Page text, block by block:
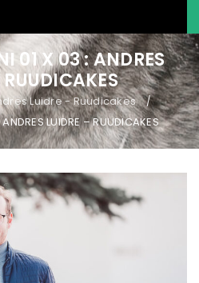
01 X 03 : ANDRES
Luidre - Ruudicakes /
LUIDRE – RUUDICAKES